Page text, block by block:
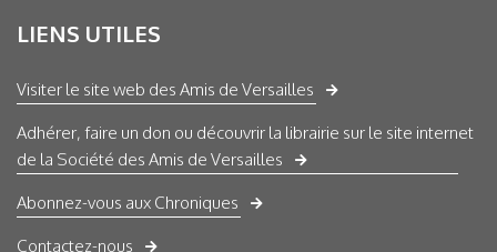
LIENS UTILES
Visiter le site web des Amis de Versailles
Adhérer, faire un don ou découvrir la librairie sur le site internet
de la Société des Amis de Versailles
Abonnez-vous aux Chroniques
Contactez-nous